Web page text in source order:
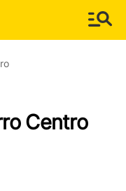
Centro